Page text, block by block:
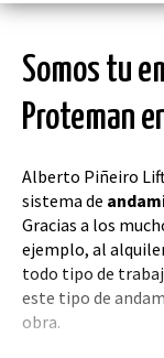
Somos tu
Proteman
Alberto Piñeiro
sistema de
Gracias a los
ejemplo, al
todo tipo de
este tipo de
obra.